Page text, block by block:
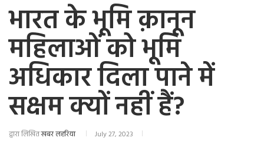
भारत के भूमि क़ानून
महिलाओं को भूमि
अधिकार दिला पाने में
सक्षम क्यों नहीं हैं?
द्वारा लिखितखबर लहरिया July 27, 2023